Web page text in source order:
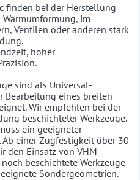
finden bei der Herstellung
im
Ventilen oder anderen stark
hoher
sind als Universal-
Bearbeitung eines breiten
Wir empfehlen bei der
beschichteter Werkzeuge.
ein geeigneter
einer Zugfestigkeit über 30
den Einsatz von VHM-
beschichtete Werkzeuge
Sondergeometrien.